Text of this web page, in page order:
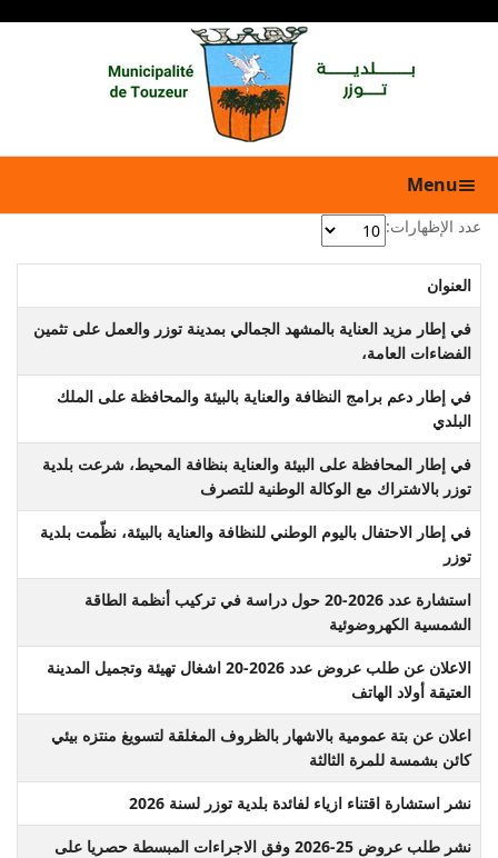
Menu
عدد الإظهارات:
العنوان
في إطار مزيد العناية بالمشهد الجمالي بمدينة توزر والعمل على تثمين
الفضاءات العامة،
في إطار دعم برامج النظافة والعناية بالبيئة والمحافظة على الملك
البلدي
في إطار المحافظة على البيئة والعناية بنظافة المحيط، شرعت بلدية
توزر بالاشتراك مع الوكالة الوطنية للتصرف
في إطار الاحتفال باليوم الوطني للنظافة والعناية بالبيئة، نظّمت بلدية
توزر
استشارة عدد 2026-20 حول دراسة في تركيب أنظمة الطاقة
الشمسية الكهروضوئية
الاعلان عن طلب عروض عدد 2026-20 اشغال تهيئة وتجميل المدينة
العتيقة أولاد الهاتف
اعلان عن بتة عمومية بالاشهار بالظروف المغلقة لتسويغ منتزه بيئي
كائن بشمسة للمرة الثالثة
نشر استشارة اقتناء ازياء لفائدة بلدية توزر لسنة 2026
نشر طلب عروض 25-2026 وفق الاجراءات المبسطة حصريا على